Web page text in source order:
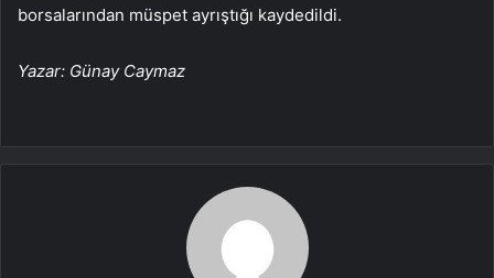
borsalarından müspet ayrıştığı kaydedildi.
Yazar: Günay Caymaz